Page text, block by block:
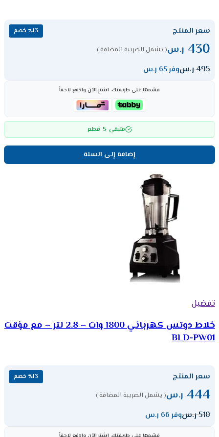
سعر المنتج ٪13 خصم
430 ر.س( يشمل الضريبة المضافة )
495ر.سوفر 65 ر.س
قسّمها على طريقتك، اشترِ الآن وادفع لاحقاً
متبقي 5 قطع
إضافة إلى السلة
تفضيل
خلاط دوتس كهربائي 1800 وات – 2.8 لتر – مع مؤقت
BLD-PW01
سعر المنتج ٪13 خصم
444 ر.س( يشمل الضريبة المضافة )
510ر.سوفر 66 ر.س